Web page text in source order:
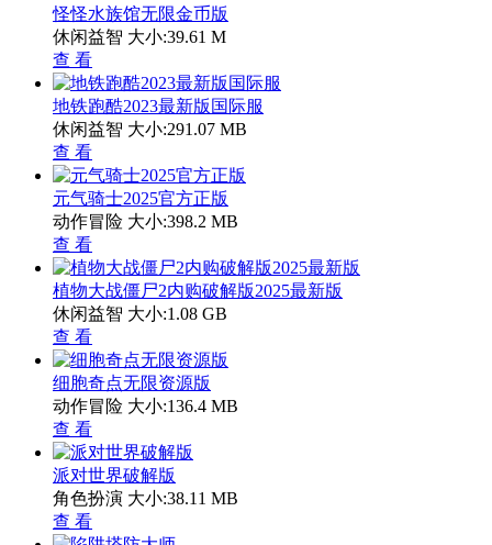
怪怪水族馆无限金币版
休闲益智 大小:39.61 M
查 看
地铁跑酷2023最新版国际服
休闲益智 大小:291.07 MB
查 看
元气骑士2025官方正版
动作冒险 大小:398.2 MB
查 看
植物大战僵尸2内购破解版2025最新版
休闲益智 大小:1.08 GB
查 看
细胞奇点无限资源版
动作冒险 大小:136.4 MB
查 看
派对世界破解版
角色扮演 大小:38.11 MB
查 看